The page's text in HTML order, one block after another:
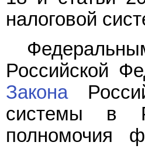
налоговой
Российской
Закона
системы в
полномочия